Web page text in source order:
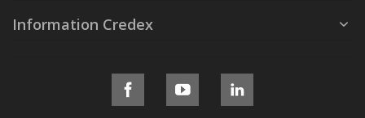
Information Credex